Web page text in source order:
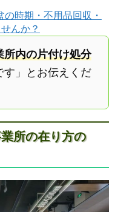
の時期・不用品回収・
んか？
所内の片付け処分
す」とお伝えくだ
所の在り方の